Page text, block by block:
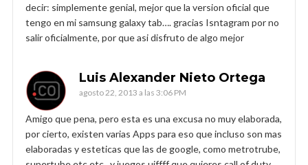
decir: simplemente genial, mejor que la version oficial que
tengo en mi samsung galaxy tab…. gracias Isntagram por no
salir oficialmente, por que asi disfruto de algo mejor
Luis Alexander Nieto Ortega
agosto 22, 2013 a las 3:06 PM
Amigo que pena, pero esta es una excusa no muy elaborada,
por cierto, existen varias Apps para eso que incluso son mas
elaboradas y esteticas que las de google, como metrotrube,